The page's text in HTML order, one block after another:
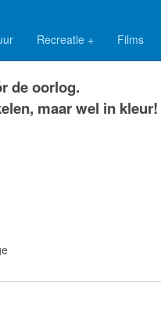
Recreatie + Films
de oorlog.
maar wel in kleur!